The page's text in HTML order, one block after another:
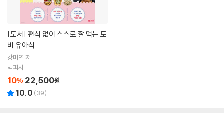
[도서]
비 유아식
강미연 저
빅피시
10% 22,500원
10.0 (39)